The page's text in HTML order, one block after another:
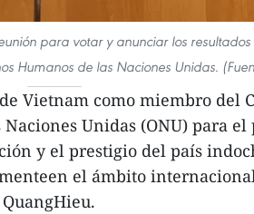
para votar y anunciar los
Humanos de las Naciones Unidas.
Vietnam como miembro del
Unidas (ONU) para
y el prestigio del país
el ámbito